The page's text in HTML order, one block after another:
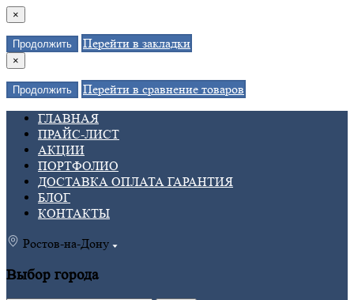
×
Продолжить Перейти в закладки
×
Продолжить
Перейти в сравнение товаров
ГЛАВНАЯ
ПРАЙС-ЛИСТ
АКЦИИ
ПОРТФОЛИО
ДОСТАВКА ОПЛАТА ГАРАНТИЯ
БЛОГ
КОНТАКТЫ
Ростов-на-Дону
Выбор города